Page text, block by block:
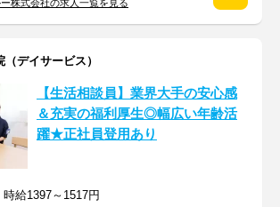
株式会社の求人一覧を見る
デイサービス）
【生活相談員】業界大手の安心感
＆充実の福利厚生◎幅広い年齢活
躍★正社員登用あり
時給1397～1517円